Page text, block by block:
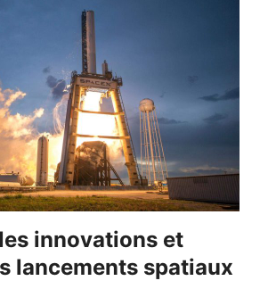
innovations et
lancements spatiaux